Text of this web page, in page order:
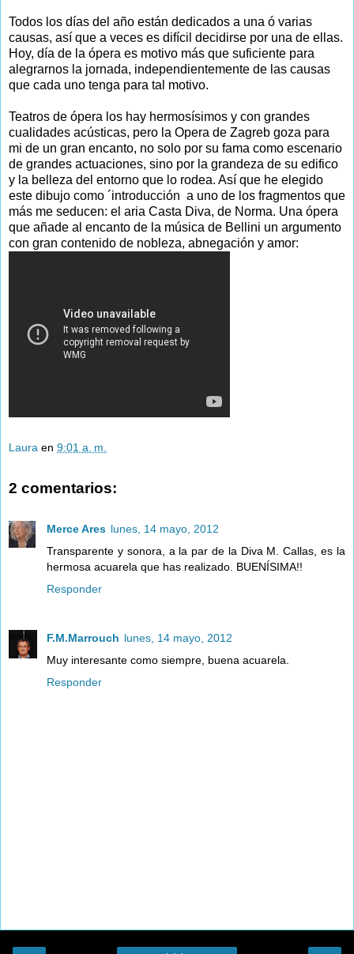
Todos los días del año están dedicados a una ó varias
causas, así que a veces es difícil decidirse por una de ellas.
Hoy, día de la ópera es motivo más que suficiente para
alegrarnos la jornada, independientemente de las causas
que cada uno tenga para tal motivo.
Teatros de ópera los hay hermosísimos y con grandes
cualidades acústicas, pero la Opera de Zagreb goza para
mi de un gran encanto, no solo por su fama como escenario
de grandes actuaciones, sino por la grandeza de su edifico
y la belleza del entorno que lo rodea. Así que he elegido
este dibujo como ´introducción a uno de los fragmentos que
más me seducen: el aria Casta Diva, de Norma. Una ópera
que añade al encanto de la música de Bellini un argumento
con gran contenido de nobleza, abnegación y amor:
Laura en 9:01 a. m.
2 comentarios:
Merce Ares lunes, 14 mayo, 2012
Transparente y sonora, a la par de la Diva M. Callas, es la
hermosa acuarela que has realizado. BUENÍSIMA!!
Responder
F.M.Marrouch lunes, 14 mayo, 2012
Muy interesante como siempre, buena acuarela.
Responder